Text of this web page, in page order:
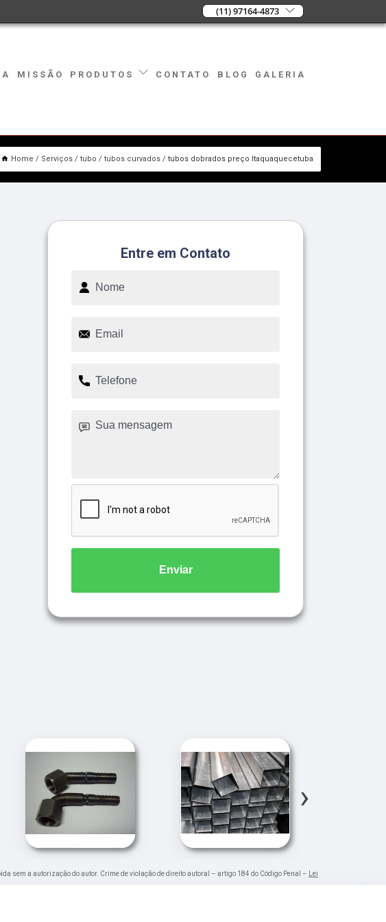
(11) 97164-4873
MISSÃO PRODUTOS CONTATO BLOG GALERIA
Home Serviços tubo tubos curvados tubos dobrados preço Itaquaquecetuba
Entre em Contato
Enviar
›
sem a autorização do autor. Crime de violação de direito autoral – artigo 184 do Código Penal – Lei